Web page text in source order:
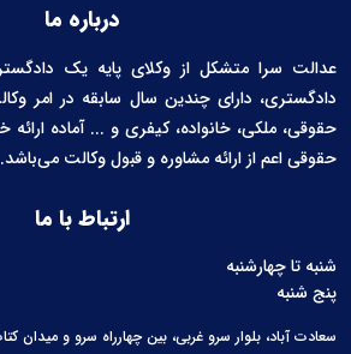
درباره ما
عدالت سرا متشکل از وکلای پایه یک
دادگستری، دارای چندین سال سابقه در امر
حقوقی، ملکی، خانواده، کیفری و ... آماده
حقوقی اعم از ارائه مشاوره و قبول وکالت می‌باشد.
ارتباط با ما
شنبه تا چهارشنبه
پنج شنبه
سعادت آباد، بلوار سرو غربی، بین چهارراه سرو و میدان کتاب، پلاک